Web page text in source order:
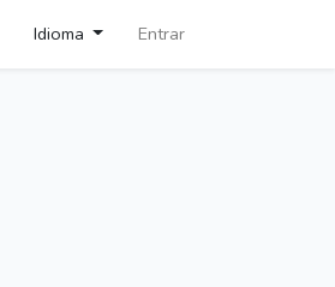
Idioma Entrar